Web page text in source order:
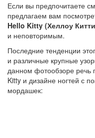
Если вы предпочитаете
предлагаем вам
Hello Kitty (Хеллоу
и неповторимым.
Последние тенденции
и различные крупные
данном фотообзоре речь
Kitty и дизайне ногтей с
мордашек: